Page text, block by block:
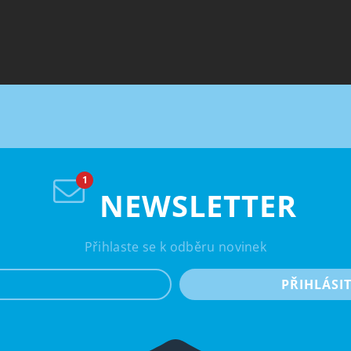
NEWSLETTER
Přihlaste se k odběru novinek
PŘIHLÁSIT